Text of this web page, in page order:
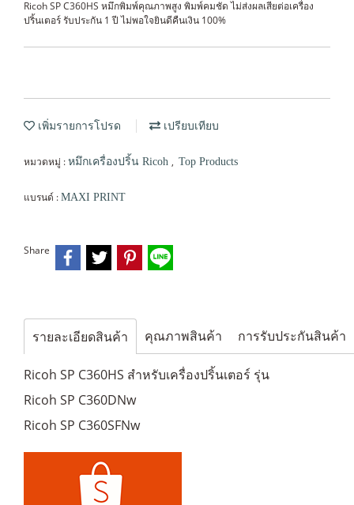
Ricoh SP C360HS หมึกพิมพ์คุณภาพสูง พิมพ์คมชัด ไม่ส่งผลเสียต่อเครื่อง
ปริ้นเตอร์ รับประกัน 1 ปี ไม่พอใจยินดีคืนเงิน 100%
เพิ่มรายการโปรด เปรียบเทียบ
หมวดหมู่ : หมึกเครื่องปริ้น Ricoh , Top Products
แบรนด์ : MAXI PRINT
Share
รายละเอียดสินค้า คุณภาพสินค้า การรับประกันสินค้า
Ricoh SP C360HS สำหรับเครื่องปริ้นเตอร์ รุ่น
Ricoh SP C360DNw
Ricoh SP C360SFNw